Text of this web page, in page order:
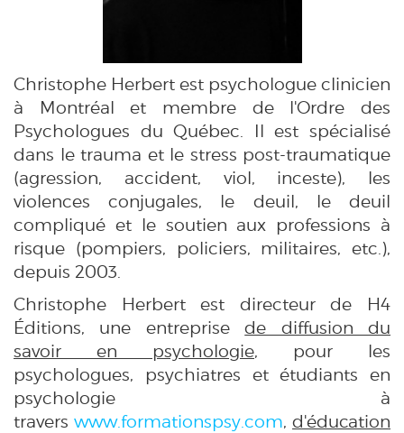
Christophe Herbert est psychologue clinicien
à Montréal et membre de l'Ordre des
Psychologues du Québec. Il est spécialisé
dans le trauma et le stress post-traumatique
(agression, accident, viol, inceste), les
violences conjugales, le deuil, le deuil
compliqué et le soutien aux professions à
risque (pompiers, policiers, militaires, etc.),
depuis 2003.
Christophe Herbert est directeur de H4
Éditions, une entreprisede diffusion du
savoir en psychologie, pour les
psychologues, psychiatres et étudiants en
psychologie à
travers www.formationspsy.com, d'éducation